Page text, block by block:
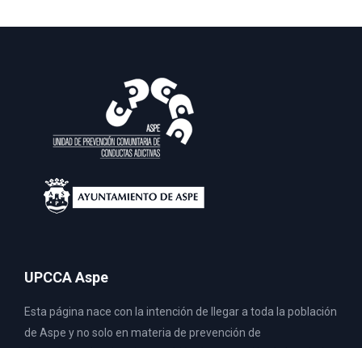
UPCCA Aspe
Esta página nace con la intención de llegar a toda la población
de Aspe y no solo en materia de prevención de